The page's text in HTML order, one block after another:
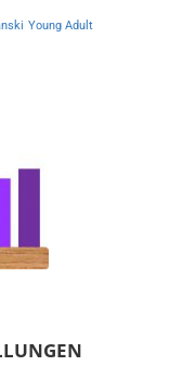
Young Adult